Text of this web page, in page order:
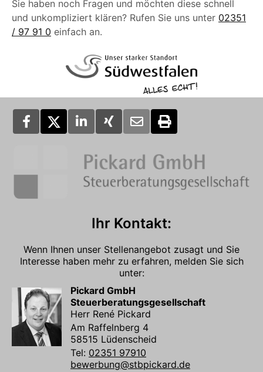
Sie haben noch Fragen und möchten diese schnell
und unkompliziert klären? Rufen Sie uns unter 02351
/ 97 91 0 einfach an.
Ihr Kontakt:
Wenn Ihnen unser Stellenangebot zusagt und Sie
Interesse haben mehr zu erfahren, melden Sie sich
unter:
Pickard GmbH
Steuerberatungsgesellschaft
Herr René Pickard
Am Raffelnberg 4
58515 Lüdenscheid
Tel: 02351 97910
bewerbung@stbpickard.de